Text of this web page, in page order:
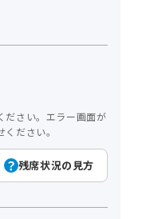
ださい。エラー画面が
ださい。
残席状況の見方